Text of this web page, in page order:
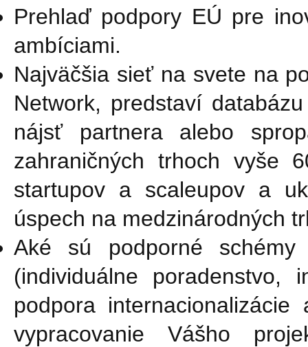
Prehlaď podpory EÚ pre
ambíciami.
Najväčšia sieť na svete na
Network, predstaví
nájsť partnera alebo
zahraničných trhoch vyše
startupov a scaleupov a
úspech na medzinárodných
Aké sú podporné
(individuálne poradenstvo,
podpora
vypracovanie Vášho